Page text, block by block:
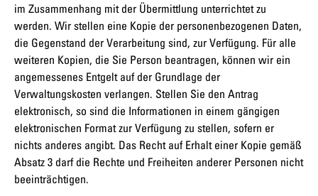
im Zusammenhang mit der Übermittlung unterrichtet zu
werden. Wir stellen eine Kopie der personenbezogenen Daten,
die Gegenstand der Verarbeitung sind, zur Verfügung. Für alle
weiteren Kopien, die Sie Person beantragen, können wir ein
angemessenes Entgelt auf der Grundlage der
Verwaltungskosten verlangen. Stellen Sie den Antrag
elektronisch, so sind die Informationen in einem gängigen
elektronischen Format zur Verfügung zu stellen, sofern er
nichts anderes angibt. Das Recht auf Erhalt einer Kopie gemäß
Absatz 3 darf die Rechte und Freiheiten anderer Personen nicht
beeinträchtigen.